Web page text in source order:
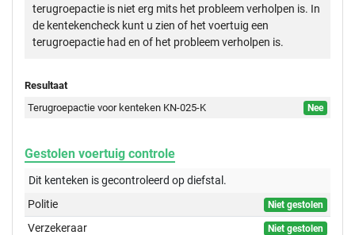
terugroepactie is niet erg mits het probleem verholpen is. In
de kentekencheck kunt u zien of het voertuig een
terugroepactie had en of het probleem verholpen is.
Resultaat
Terugroepactie voor kenteken KN-025-K
Nee
Gestolen voertuig controle
Dit kenteken is gecontroleerd opdiefstal.
Politie
Niet gestolen
Verzekeraar Niet gestolen